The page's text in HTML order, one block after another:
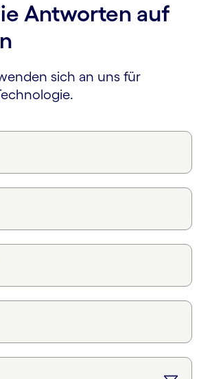
Antworten auf
sich an uns für